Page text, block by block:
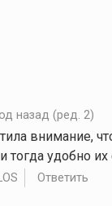
назад (ред. 2)
внимание,
тогда удобно
Ответить